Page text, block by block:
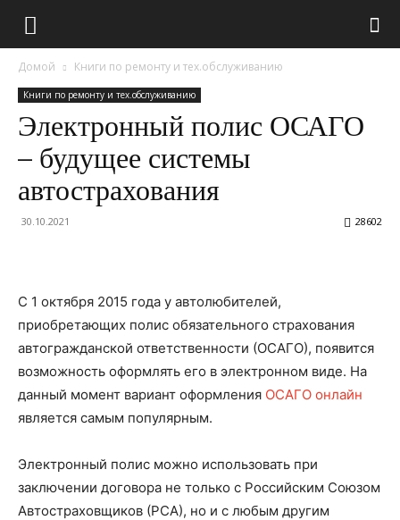
Домой Книги по ремонту и тех.обслуживанию
Книги по ремонту и тех.обслуживанию
Электронный полис ОСАГО
– будущее системы
автострахования
30.10.2021 28602
С 1 октября 2015 года у автолюбителей,
приобретающих полис обязательного страхования
автогражданской ответственности (ОСАГО), появится
возможность оформлять его в электронном виде. На
данный момент вариант оформления ОСАГО онлайн
является самым популярным.
Электронный полис можно использовать при
заключении договора не только с Российским Союзом
Автостраховщиков (РСА), но и с любым другим